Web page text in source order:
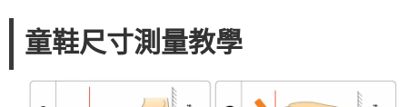
童鞋尺寸測量教學